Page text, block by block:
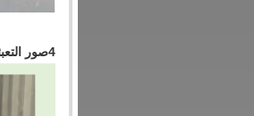
4صور التعبئة